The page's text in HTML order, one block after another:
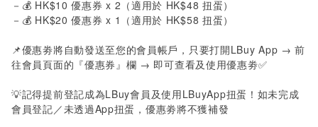
－💰 HK$10優惠券 x 2 （適用於 HK$48 扭蛋）
－💰 HK$20優惠券 x 1 （適用於 HK$58 扭蛋）
📌優惠劵將自動發送至您的會員帳戶，只要打開LBuy App → 前
往會員頁面的『優惠券』欄 → 即可查看及使用優惠劵✅
💡記得提前登記成為LBuy會員及使用LBuyApp扭蛋！如未完成
會員登記／未透過App扭蛋，優惠劵將不獲補發